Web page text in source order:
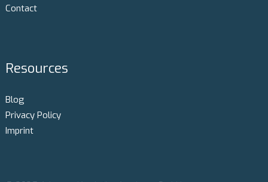
Contact
Resources
Blog
Privacy Policy
Imprint